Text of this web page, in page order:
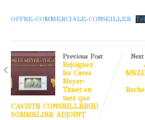
OFFRE-COMMERCIALE-CONSEILLER
Previous Post
Rejoignez
les Caves
Meyer-
Thuet en
tant que
CAVISTE CONSEILLER(E)
SOMMELIER ADJOINT